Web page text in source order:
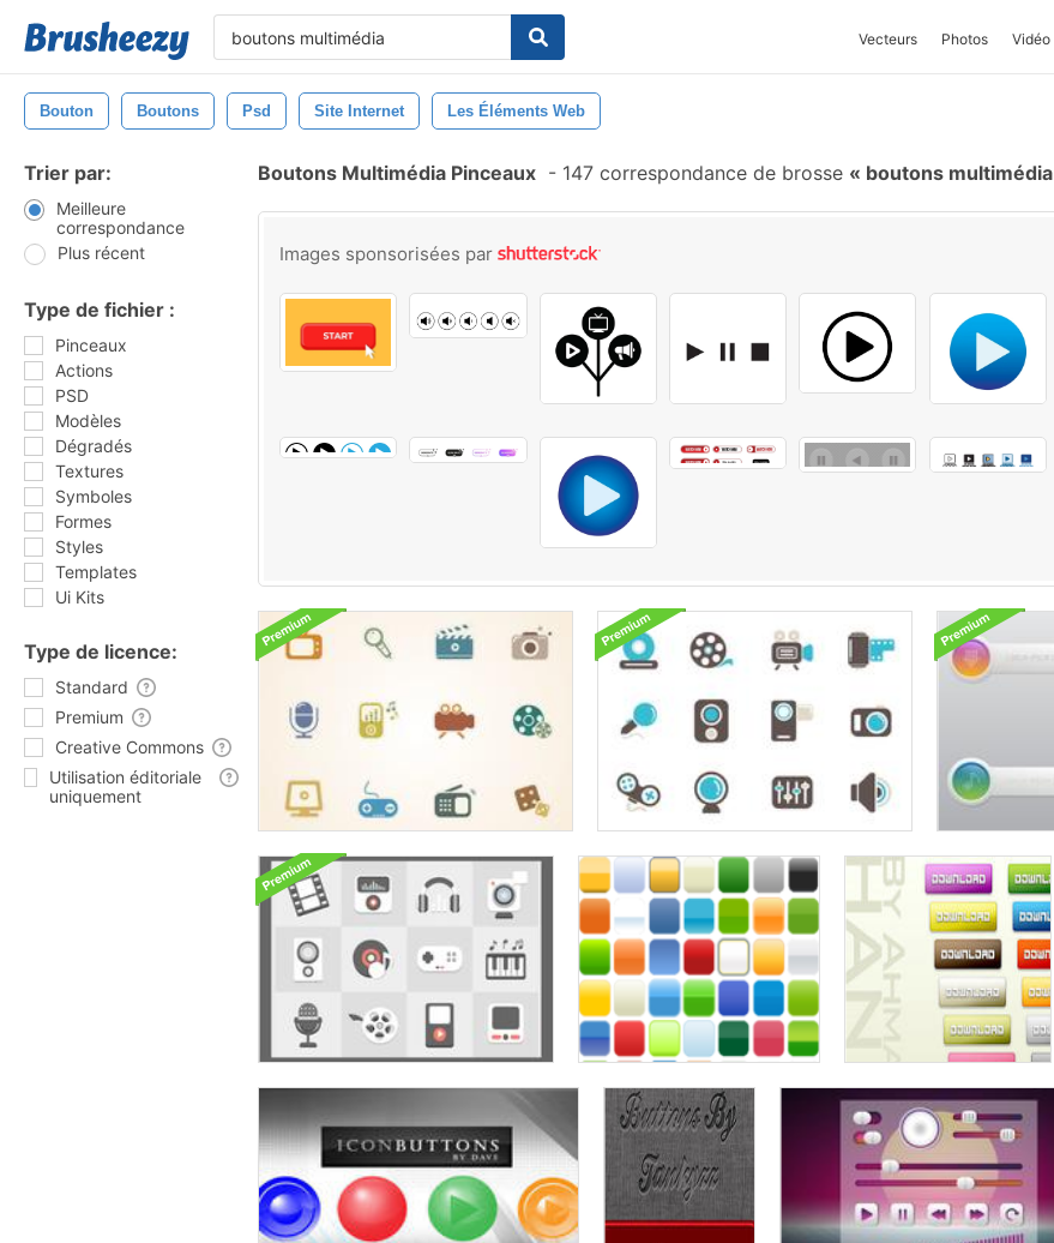
Vecteurs Photos Vidéo
Bouton Boutons Psd Site Internet Les Éléments Web
Trier par:
Meilleure
correspondance
Plus récent
Type de fichier :
Pinceaux
Actions
PSD
Modèles
Dégradés
Textures
Symboles
Formes
Styles
Templates
Ui Kits
Type de licence:
Standard
Premium
Creative Commons
Utilisation éditoriale
uniquement
Boutons Multimédia Pinceaux - 147 correspondance de brosse boutons multimédia
Images sponsorisées par